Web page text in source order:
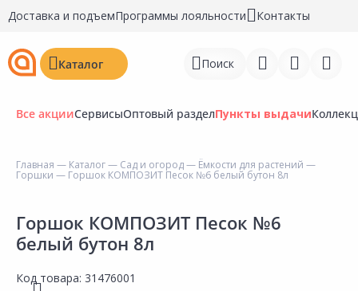
Доставка и подъемПрограммы лояльности Контакты
Каталог Поиск
Регистрация
Перейти к сравнению
Избранное
Все акцииСервисыОптовый разделПункты выдачи
Главная — Каталог— Сад и огород— Ёмкости для растений —
Горшки — Горшок КОМПОЗИТ Песок №6 белый бутон 8л
Горшок КОМПОЗИТ Песок №6
белый бутон 8л
Код товара: 31476001